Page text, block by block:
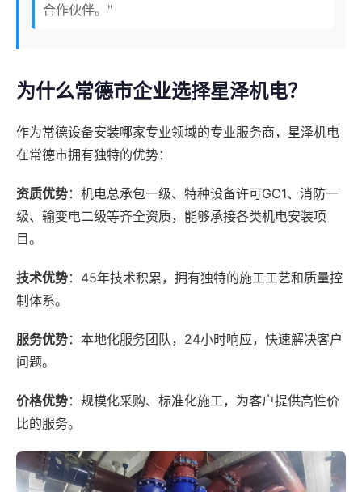
合作伙伴。"
为什么常德市企业选择星泽机电？
作为常德设备安装哪家专业领域的专业服务商，星泽机电
在常德市拥有独特的优势：
资质优势：机电总承包一级、特种设备许可GC1、消防一
级、输变电二级等齐全资质，能够承接各类机电安装项
目。
技术优势：45年技术积累，拥有独特的施工工艺和质量控
制体系。
服务优势：本地化服务团队，24小时响应，快速解决客户
问题。
价格优势：规模化采购、标准化施工，为客户提供高性价
比的服务。